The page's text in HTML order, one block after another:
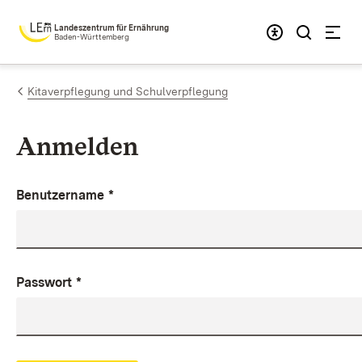
Zum Inhalt springen
Landeszentrum für Ernährung
Baden-Württemberg
Kitaverpflegung und Schulverpflegung
Anmelden
Benutzername *
Passwort *